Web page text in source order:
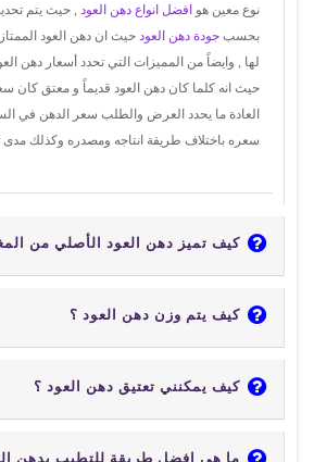
نوع معين هوافضل انواع دهن العود , حيث يتم
بحسبجودة دهن العود حيث ان دهن العود
لها , وايضاً من المميزات التي تحدد أسعار دهن
حيث انه كلما كان دهن العود قديماً و معتق كان
العادة ما يحدد العرض والطلب سعر الدهن في
سعره باختلاف طريقة انتاجه ومصدره وكذلك مدى
كيف تميز دهن العود الأصلي من
كيف يتم وزن دهن العود ؟
كيف يمكنني تعتيق دهن العود ؟
ما هي افضل طريقة للتطيب بدهن